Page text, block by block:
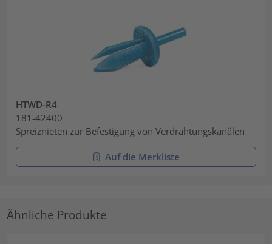
HTWD-R4
181-42400
Spreiznieten zur Befestigung von Verdrahtungskanälen
Auf die Merkliste
Ähnliche Produkte